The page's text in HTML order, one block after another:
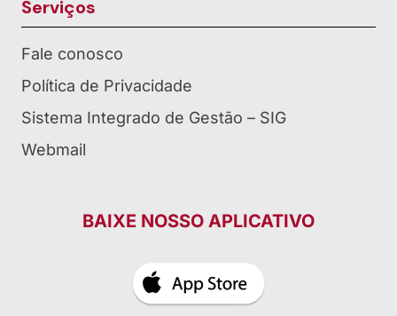
Serviços
Fale conosco
Política de Privacidade
Sistema Integrado de Gestão – SIG
Webmail
BAIXE NOSSO APLICATIVO